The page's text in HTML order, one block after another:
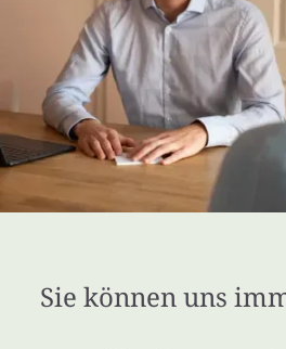
Sie können uns